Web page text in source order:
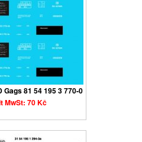
81 54 195 3 770-0
MwSt: 70 Kč